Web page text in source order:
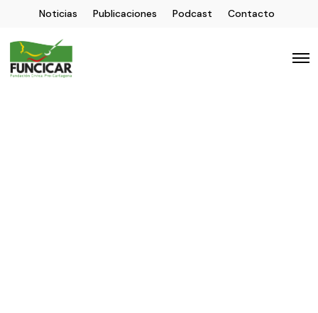
Noticias Publicaciones Podcast Contacto